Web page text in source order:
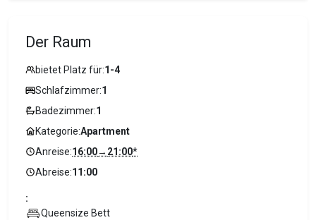
Der Raum
bietet Platz für:1-4
Schlafzimmer:1
Badezimmer:1
Kategorie:Apartment
Anreise:16:00→ 21:00*
Abreise:11:00
:
Queensize Bett